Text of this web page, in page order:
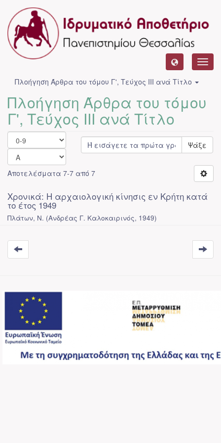
Πλοήγηση Άρθρα του τόμου Γ', Τεύχος ΙΙΙ ανά Τίτλο
Πλοήγηση Άρθρα του τόμου
Γ', Τεύχος ΙΙΙ ανά Τίτλο
Ψάξε
Αποτελέσματα 7-7 από 7
Χρονικά: Η αρχαιολογική κίνησις εν Κρήτη κατά
το έτος 1949
Πλάτων, Ν. (Ανδρέας Γ. Καλοκαιρινός, 1949)